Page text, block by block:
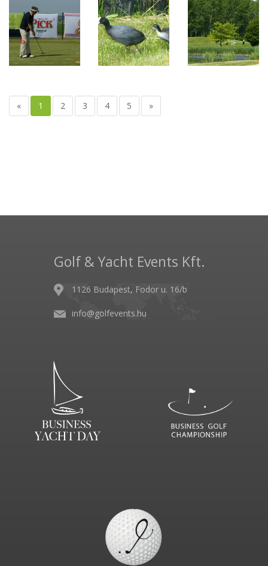
« 1 2 3 4 5 »
Golf & Yacht Events Kft.
1126 Budapest, Fodor u. 16/b
info@golfevents.hu